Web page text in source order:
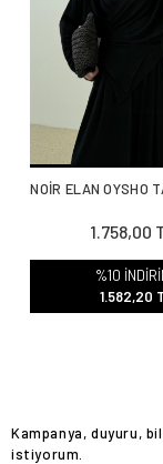
NOİR ELAN OYSHO
1.758,00
%10
1.582,20
Kampanya, duyuru,
istiyorum.